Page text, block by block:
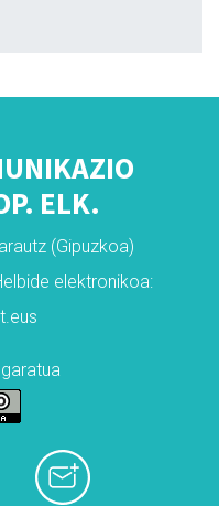
ELK.
(Gipuzkoa)
elektronikoa: